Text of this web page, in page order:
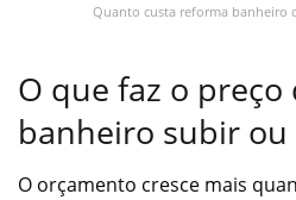
Quanto custa reforma banheiro
O que faz o
banheiro subir ou
O orçamento cresce mais